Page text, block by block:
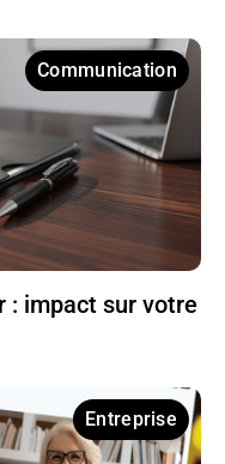
Communication
: impact sur votre
Entreprise